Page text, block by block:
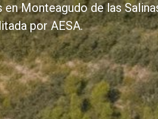
Monteagudo de las
por AESA.